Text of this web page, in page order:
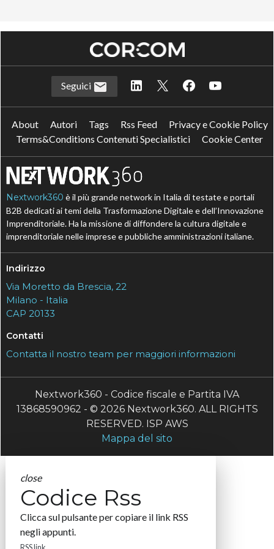
Seguici
About Autori Tags Rss Feed
Privacy e Cookie Policy
Terms&Conditions Contenuti Specialistici
Cookie Center
Nextwork360 è il più grande network in Italia di testate e portali
B2B dedicati ai temi della Trasformazione Digitale e dell’Innovazione
Imprenditoriale. Ha la missione di diffondere la cultura digitale e
imprenditoriale nelle imprese e pubbliche amministrazioni italiane.
Indirizzo
Via Moretto da Brescia, 22
Milano - Italia
CAP 20133
Contatti
Contatta il nostro team per maggiori informazioni
Nextwork360 - Codice fiscale e Partita IVA
13868590962 - © 2026 Nextwork360. ALL RIGHTS
RESERVED. ISP AWS
Mappa del sito
close
Codice Rss
Clicca sul pulsante per copiare il link RSS
negli appunti.